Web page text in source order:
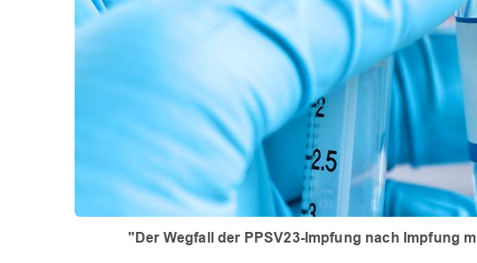
"Der Wegfall der PPSV23-Impfung nach Impfung